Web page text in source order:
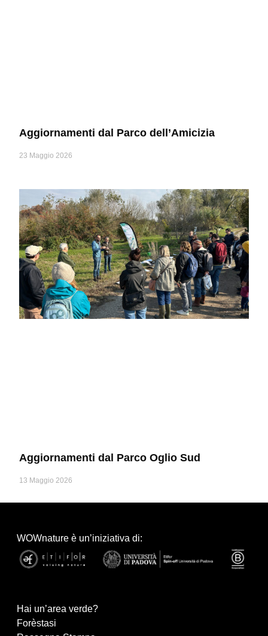
Aggiornamenti dal Parco dell’Amicizia
23 Maggio 2026
Aggiornamenti dal Parco Oglio Sud
13 Maggio 2026
WOWnature è un’iniziativa di:
Hai un’area verde?
Forèstasi